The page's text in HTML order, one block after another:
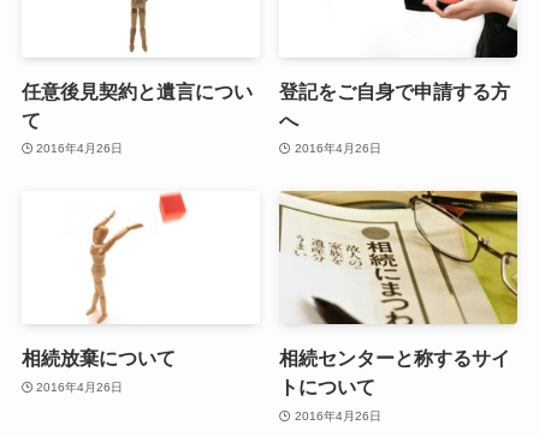
任意後見契約と遺言につい
て
2016年4月26日
登記をご自身で申請する方
へ
2016年4月26日
相続放棄について
2016年4月26日
相続センターと称するサイ
トについて
2016年4月26日